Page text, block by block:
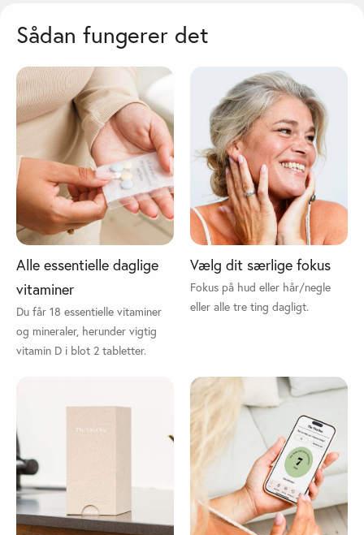
Sådan fungerer det
Alle essentielle daglige
vitaminer
Du får 18 essentielle vitaminer
og mineraler, herunder vigtig
vitamin D i blot 2 tabletter.
Vælg dit særlige fokus
Fokus på hud eller hår/negle
eller alle tre ting dagligt.